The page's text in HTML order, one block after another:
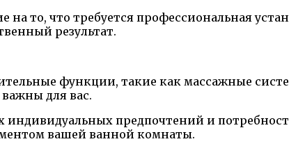
то, что требуется профессиональная
результат.
функции, такие как массажные
для вас.
индивидуальных предпочтений и
вашей ванной комнаты.